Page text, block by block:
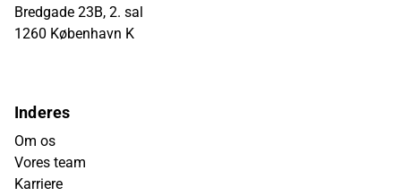
Bredgade 23B, 2. sal
1260 København K
Inderes
Om os
Vores team
Karriere